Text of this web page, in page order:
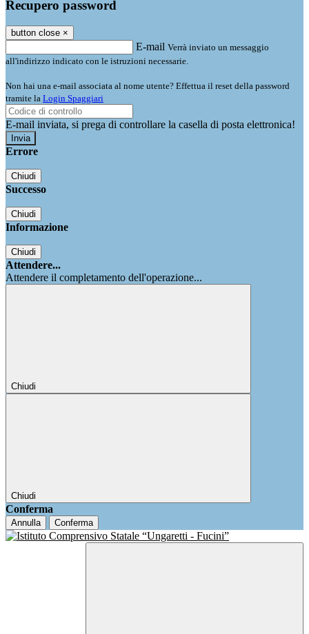
Recupero password
button close ×
E-mail Verrà inviato un messaggio
all'indirizzo indicato con le istruzioni necessarie.
Non hai una e-mail associata al nome utente? Effettua il reset della password
tramite la Login Spaggiari
E-mail inviata, si prega di controllare la casella di posta elettronica!
Errore
Chiudi
Successo
Chiudi
Informazione
Chiudi
Attendere...
Attendere il completamento dell'operazione...
Chiudi
Chiudi
Conferma
Annulla Conferma